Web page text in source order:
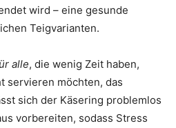
wird – eine gesunde
Teigvarianten.
alle, die wenig Zeit haben,
servieren möchten, das
sich der Käsering problemlos
vorbereiten, sodass Stress